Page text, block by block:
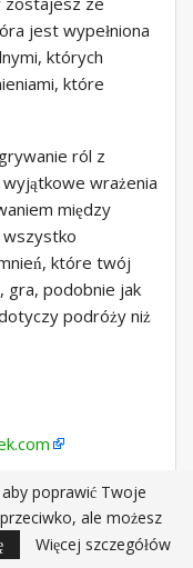
jest wypełniona
których
które
ról z
wrażenia
między
wszystko
które twój
gra, podobnie jak
podróży niż
poprawić Twoje
ale możesz
Więcej szczegółów